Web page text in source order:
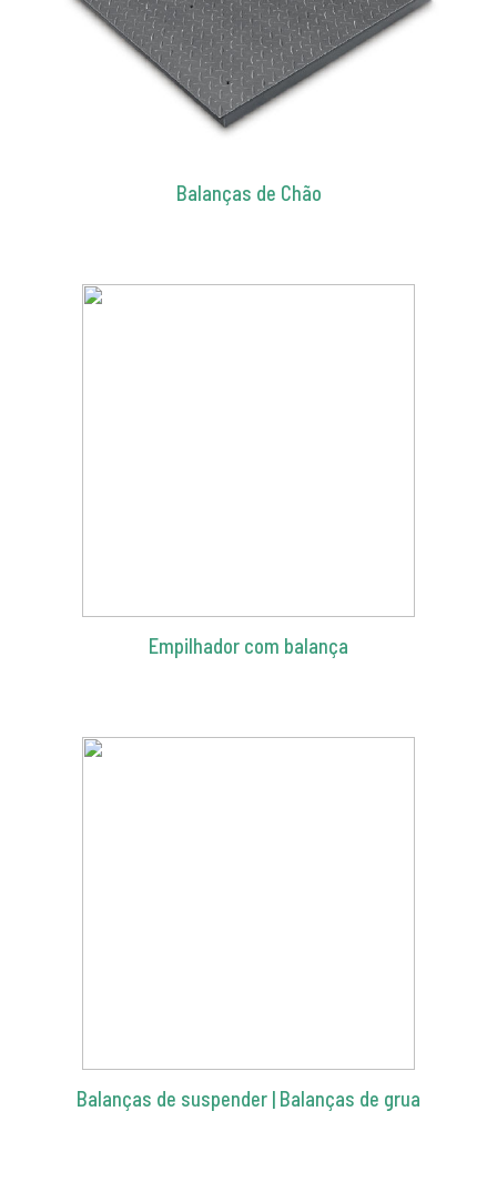
Balanças de Chão
Empilhador com balança
Balanças de suspender | Balanças de grua